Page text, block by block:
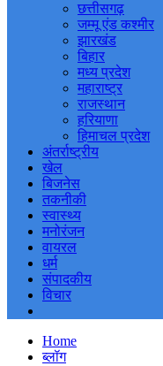
छत्तीसगढ़
जम्मू एंड कश्मीर
झारखंड
बिहार
मध्य प्रदेश
महाराष्ट्र
राजस्थान
हरियाणा
हिमाचल प्रदेश
अंतर्राष्ट्रीय
खेल
बिजनेस
तकनीकी
स्वास्थ्य
मनोरंजन
वायरल
धर्म
संपादकीय
विचार
Home
ब्लॉग